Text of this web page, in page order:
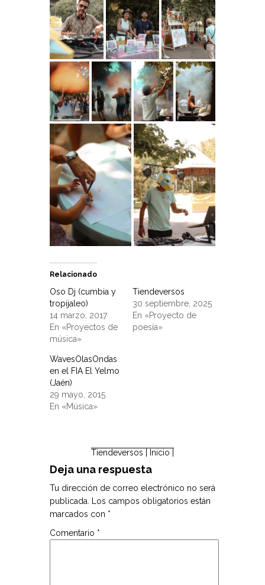
Relacionado
Oso Dj (cumbia y
tropijaleo)
14 marzo, 2017
En «Proyectos de
música»
Tiendeversos
30 septiembre, 2025
En «Proyecto de
poesía»
WavesOlasOndas
en el FIA El Yelmo
(Jaén)
29 mayo, 2015
En «Música»
Tiendeversos | Inicio |
Deja una respuesta
Tu dirección de correo electrónico no será
publicada. Los campos obligatorios están
marcados con *
Comentario *